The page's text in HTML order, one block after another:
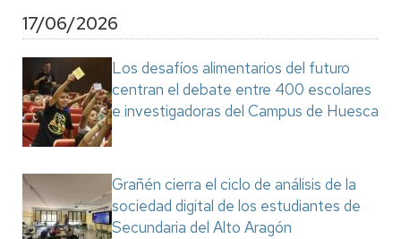
17/06/2026
Los desafíos alimentarios del futuro
centran el debate entre 400 escolares
e investigadoras del Campus de Huesca
Grañén cierra el ciclo de análisis de la
sociedad digital de los estudiantes de
Secundaria del Alto Aragón